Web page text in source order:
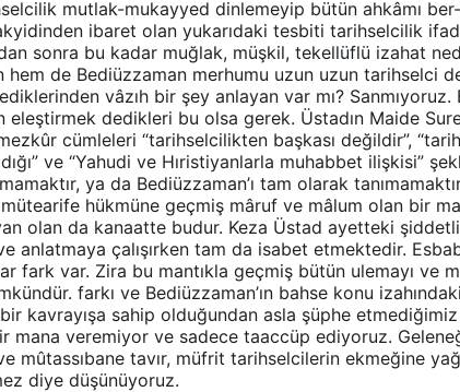
mutlak-mukayyed dinlemeyip bütün ahkâmı
ibaret olan yukarıdaki tesbiti tarihselcilik
sonra bu kadar muğlak, müşkil, tekellüflü izahat
hem de Bediüzzaman merhumu uzun uzun tarihselci
vâzıh bir şey anlayan var mı?
eleştirmek dedikleri bu olsa gerek. Üstadın Maide
cümleleri “tarihselcilikten başkası değildir”,
ve “Yahudi ve Hıristiyanlarla muhabbet ilişkisi”
ya da Bediüzzaman’ı tam olarak
hükmüne geçmiş mâruf ve mâlum olan bir
olan da kanaatte budur. Keza Üstad ayetteki
anlatmaya çalışırken tam da isabet etmektedir.
fark var. Zira bu mantıkla geçmiş bütün ulemayı ve
farkı ve Bediüzzaman’ın bahse konu
kavrayışa sahip olduğundan asla şüphe
mana veremiyor ve sadece taaccüp ediyoruz.
mûtassıbane tavır, müfrit tarihselcilerin ekmeğine
diye düşünüyoruz.